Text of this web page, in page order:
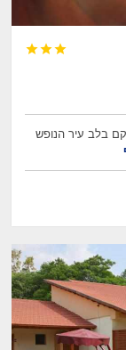



ברמת 3 כוכבים הממוקם בלב עיר הנופש